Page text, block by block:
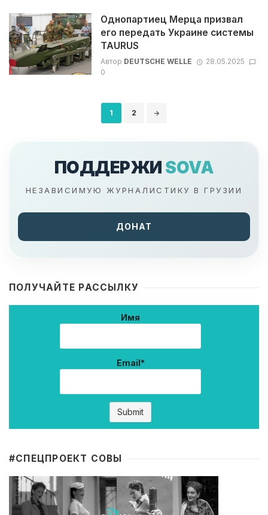
Однопартиец Мерца призвал
его передать Украине системы
TAURUS
Автор DEUTSCHE WELLE
28.05.2025
0
1 2
ПОДДЕРЖИ SOVA
НЕЗАВИСИМУЮ ЖУРНАЛИСТИКУ В ГРУЗИИ
ДОНАТ
ПОЛУЧАЙТЕ РАССЫЛКУ
Имя
Email*
#CПЕЦПРОЕКТ СОВЫ